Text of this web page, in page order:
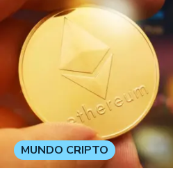
MUNDO CRIPTO